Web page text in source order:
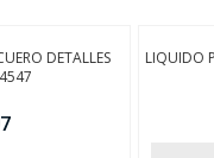
DETALLES
LIQUIDO